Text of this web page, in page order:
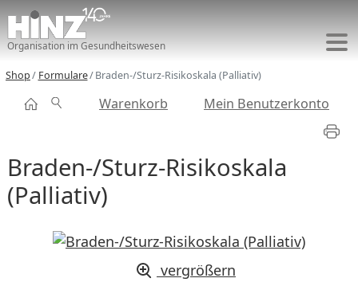
Organisation im Gesundheitswesen
Shop Formulare Braden-/Sturz-Risikoskala (Palliativ)
Warenkorb Mein Benutzerkonto
Braden-/Sturz-Risikoskala
(Palliativ)
vergrößern